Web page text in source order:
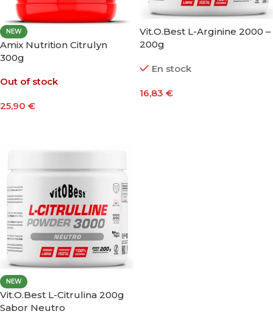
NEW
Amix Nutrition Citrulyn
300g
Out of stock
25,90 €
Vit.O.Best L-Arginine 2000 –
200g
En stock
16,83 €
NEW
Vit.O.Best L-Citrulina 200g
Sabor Neutro